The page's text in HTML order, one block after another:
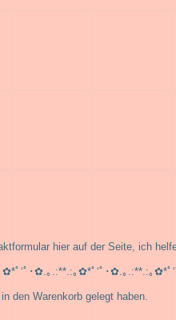
hier auf der Seite, ich
ﾟ‘ﾟ･✿.｡.:**.:｡✿*ﾟ‘ﾟ･✿.｡.:**.:｡✿*ﾟ
den Warenkorb gelegt haben.